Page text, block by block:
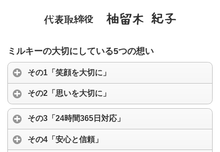
ミルキーの大切にしている5つの想い
その1「笑顔を大切に」
その2「思いを大切に」
その3「24時間365日対応」
その4「安心と信頼」